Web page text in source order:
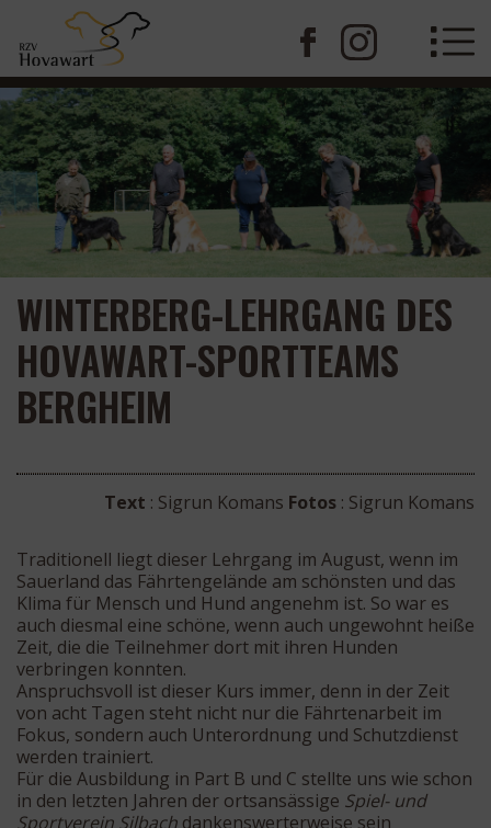
WINTERBERG-LEHRGANG DES
HOVAWART-SPORTTEAMS
BERGHEIM
Text : Sigrun Komans Fotos : Sigrun Komans
Traditionell liegt dieser Lehrgang im August, wenn im
Sauerland das Fährtengelände am schönsten und das
Klima für Mensch und Hund angenehm ist. So war es
auch diesmal eine schöne, wenn auch ungewohnt heiße
Zeit, die die Teilnehmer dort mit ihren Hunden
verbringen konnten.
Anspruchsvoll ist dieser Kurs immer, denn in der Zeit
von acht Tagen steht nicht nur die Fährtenarbeit im
Fokus, sondern auch Unterordnung und Schutzdienst
werden trainiert.
Für die Ausbildung in Part B und C stellte uns wie schon
in den letzten Jahren der ortsansässige Spiel- und
Sportverein Silbach dankenswerterweise sein